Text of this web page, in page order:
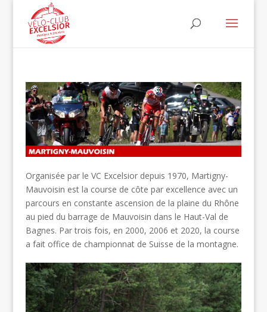
Organisée par le VC Excelsior depuis 1970, Martigny-
Mauvoisin est la course de côte par excellence avec un
parcours en constante ascension de la plaine du Rhône
au pied du barrage de Mauvoisin dans le Haut-Val de
Bagnes. Par trois fois, en 2000, 2006 et 2020, la course
a fait office de championnat de Suisse de la montagne.